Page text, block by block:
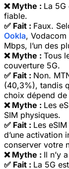
❌ Mythe : La 5G
fiable.
✅ Fait : Faux.
Ookla,
Mbps, l’un des
❌ Mythe : Tous
couverture 5G.
✅ Fait : Non.
(40,3%), tandis
choix dépend
❌ Mythe : Les
SIM physiques.
✅ Fait : Les
d’une activation
conserver votre
❌ Mythe : Il n’y
✅ Fait : La 5G